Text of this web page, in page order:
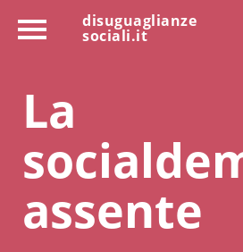
disuguaglianze
sociali.it
La
assente